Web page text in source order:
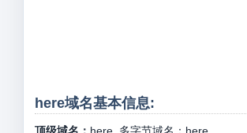
here域名基本信息: